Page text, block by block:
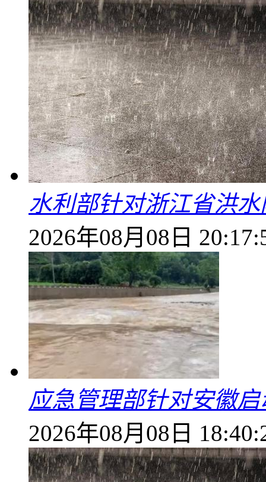
水利部针对浙江省洪
2026年08月08日
应急管理部针对安徽
2026年08月08日